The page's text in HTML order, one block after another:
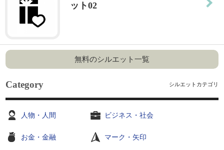
ット02
無料のシルエット一覧
Category シルエットカテゴリ
人物・人間 ビジネス・社会
お金・金融 マーク・矢印